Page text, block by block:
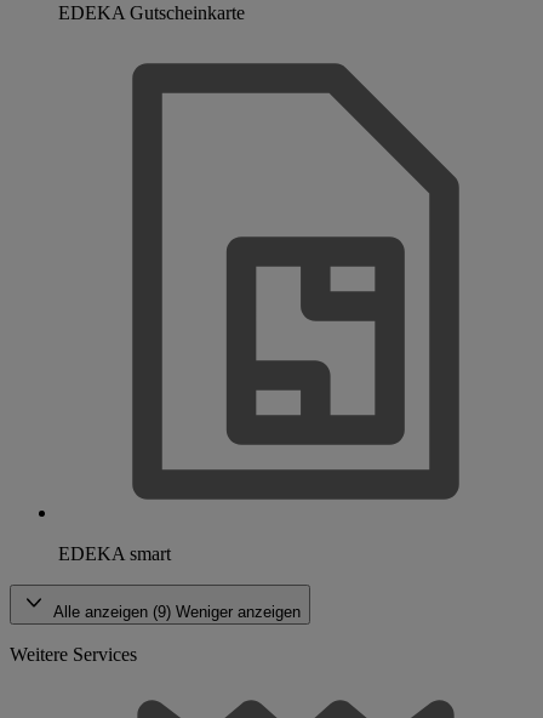
EDEKA Gutscheinkarte
EDEKA smart
Alle anzeigen (9) Weniger anzeigen
Weitere Services